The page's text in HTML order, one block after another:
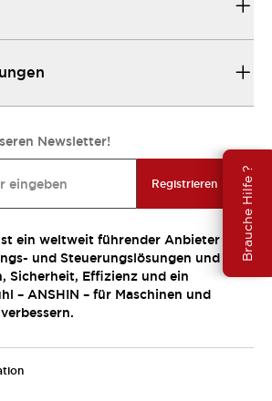
Brauche Hilfe ?
Newsletter!
Registrieren
ein weltweit führender Anbieter
und Steuerungslösungen und
Sicherheit, Effizienz und ein
– ANSHIN – für Maschinen und